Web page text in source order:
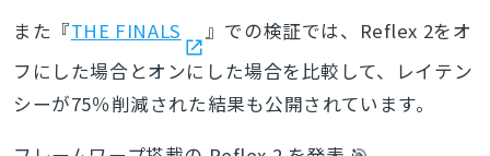
また 『THE FINALS
』での検証では、Reflex 2をオ
フにした場合とオンにした場合を比較して、レイテン
シーが75％削減された結果も公開されています。